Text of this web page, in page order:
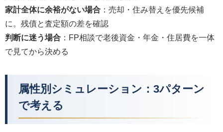
家計全体に余裕がない場合 ：売却・住み替えを優先候補
に。残債と査定額の差を確認
判断に迷う場合 ：FP相談で老後資金・年金・住居費を一体
で見てから決める
属性別シミュレーション：3パターン
で考える